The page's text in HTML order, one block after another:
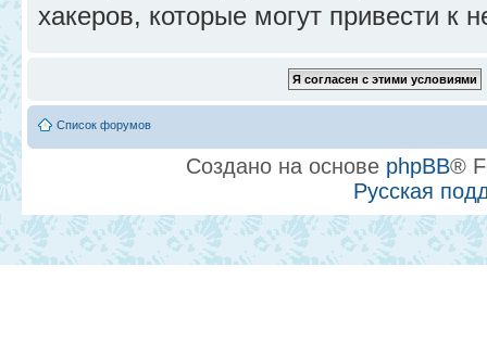
хакеров, которые могут привести к
Список форумов
Создано на основе phpBB®
Русская